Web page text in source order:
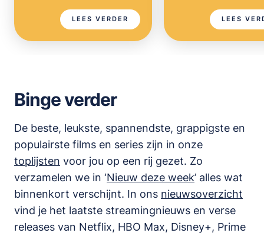
LEES VERDER LEES
Binge verder
De beste, leukste, spannendste, grappigste en
populairste films en series zijn in onze
toplijsten voor jou op een rij gezet. Zo
verzamelen we in ‘Nieuw deze week’ alles wat
binnenkort verschijnt. In ons nieuwsoverzicht
vind je het laatste streamingnieuws en verse
releases van Netflix, HBO Max, Disney+, Prime